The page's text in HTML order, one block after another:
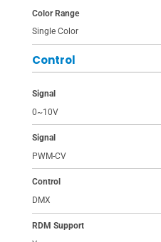
Color Range
Single Color
Control
Signal
0~10V
Signal
PWM-CV
Control
DMX
RDM Support